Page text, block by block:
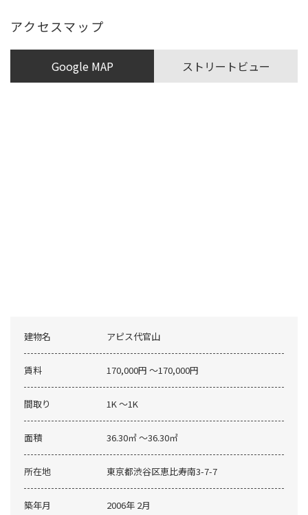
アクセスマップ
Google MAP ストリートビュー
建物名 アピス代官山
賃料 170,000円 〜170,000円
間取り 1K 〜1K
面積 36.30㎡ 〜36.30㎡
所在地 東京都渋谷区恵比寿南3-7-7
築年月 2006年 2月